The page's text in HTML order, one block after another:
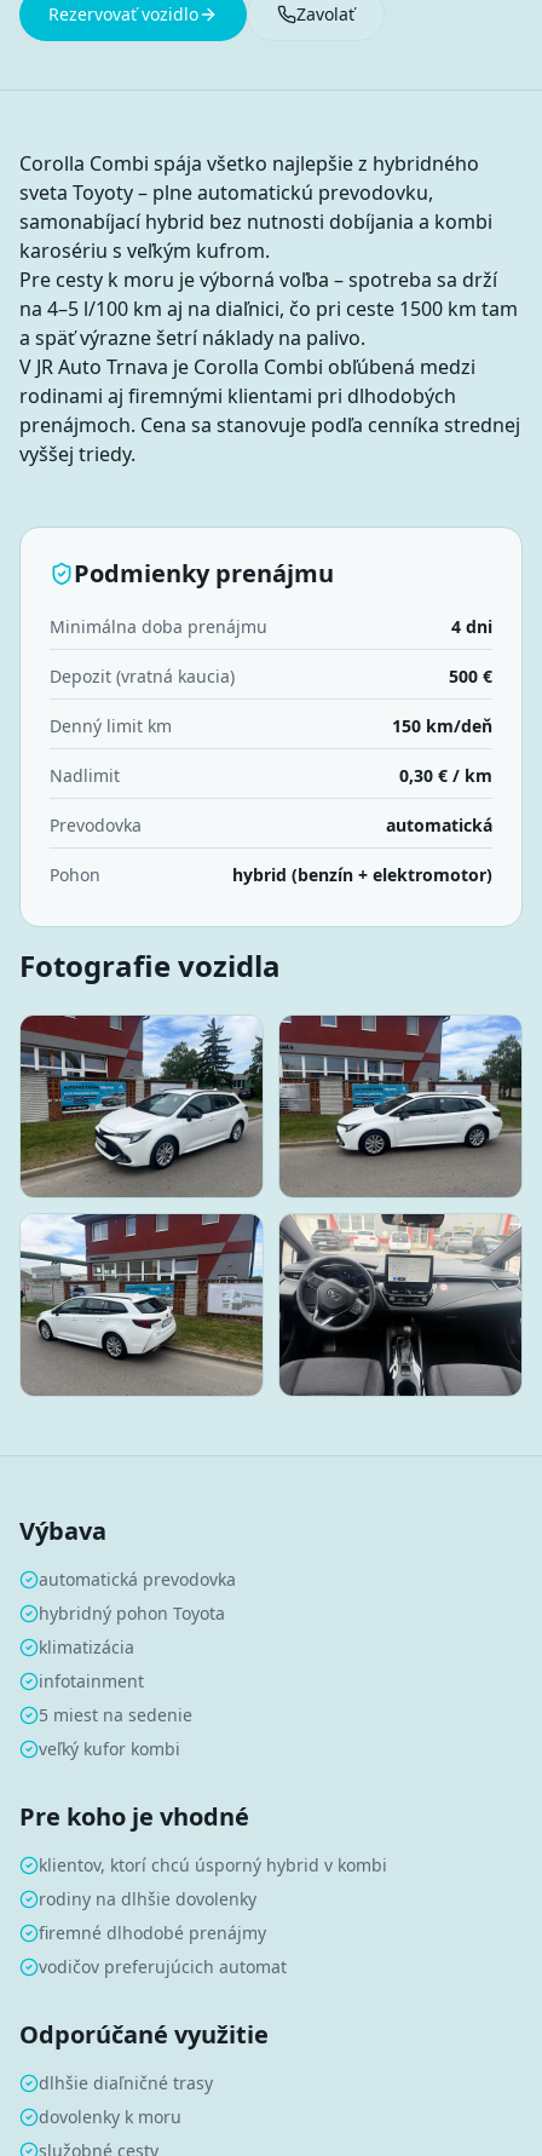
Rezervovať vozidlo Zavolať
Corolla Combi spája všetko najlepšie z hybridného
sveta Toyoty – plne automatickú prevodovku,
samonabíjací hybrid bez nutnosti dobíjania a kombi
karosériu s veľkým kufrom.
Pre cesty k moru je výborná voľba – spotreba sa drží
na 4–5 l/100 km aj na diaľnici, čo pri ceste 1500 km tam
a späť výrazne šetrí náklady na palivo.
V JR Auto Trnava je Corolla Combi obľúbená medzi
rodinami aj firemnými klientami pri dlhodobých
prenájmoch. Cena sa stanovuje podľa cenníka strednej
vyššej triedy.
Podmienky prenájmu
Minimálna doba prenájmu 4 dni
Depozit (vratná kaucia) 500 €
Denný limit km 150 km/deň
Nadlimit 0,30 € / km
Prevodovka automatická
Pohon hybrid (benzín + elektromotor)
Fotografie vozidla
Výbava
automatická prevodovka
hybridný pohon Toyota
klimatizácia
infotainment
5 miest na sedenie
veľký kufor kombi
Pre koho je vhodné
klientov, ktorí chcú úsporný hybrid v kombi
rodiny na dlhšie dovolenky
firemné dlhodobé prenájmy
vodičov preferujúcich automat
Odporúčané využitie
dlhšie diaľničné trasy
dovolenky k moru
služobné cesty